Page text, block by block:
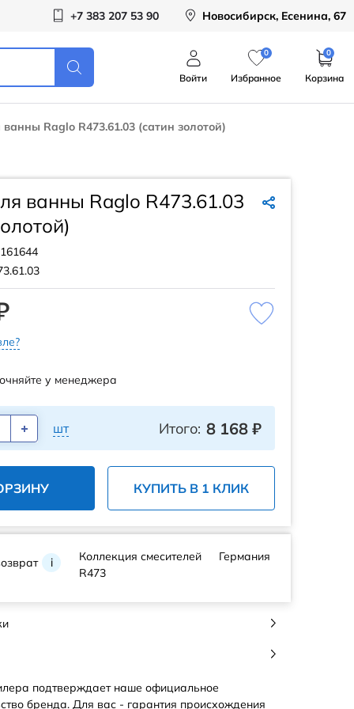
+7 383 207 53 90 Новосибирск, Есенина, 67
Войти
0
Избранное
0
Корзина
Raglo R473.61.03 (сатин золотой)
ванны Raglo R473.61.03
161644
у менеджера
шт Итого: 8 168 ₽
КУПИТЬ В 1 КЛИК
i
Коллекция смесителей
R473
Германия
подтверждает наше официальное
бренда. Для вас - гарантия происхождения